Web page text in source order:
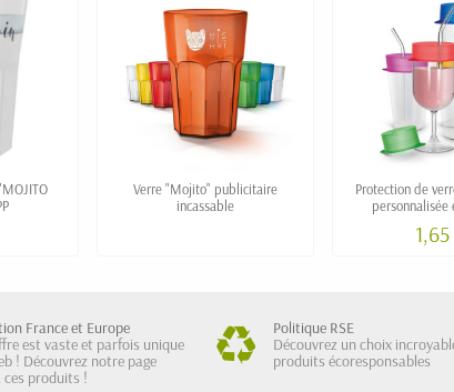
Verre "Mojito" publicitaire
incassable
Protection de
personnalisée
France et Europe
est vaste et parfois unique
! Découvrez notre page
ces produits !
Politique RSE
Découvrez un choix
produits écoresponsables